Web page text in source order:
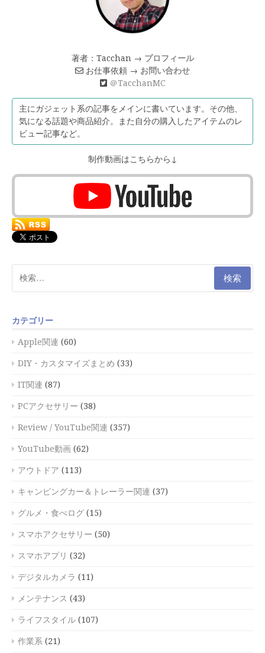
著者：Tacchan → プロフィール
お仕事依頼 → お問い合わせ
＠TacchanMC
主にガジェット系の記事をメインに書いています。その他、
気になる話題や商品紹介。また自分の購入したアイテムのレ
ビュー記事など。
制作動画はこちらから↓
索:
カテゴリー
Apple関連 (60)
DIY・カスタマイズまとめ (33)
IT関連 (87)
PCアクセサリー (38)
Review / YouTube関連 (357)
YouTube動画 (62)
アウトドア (113)
キャンピングカー＆トレーラー関連 (37)
グルメ・食べログ (15)
スマホアクセサリー (50)
スマホアプリ (32)
デジタルカメラ (11)
メンテナンス (43)
ライフスタイル (107)
作業系 (21)